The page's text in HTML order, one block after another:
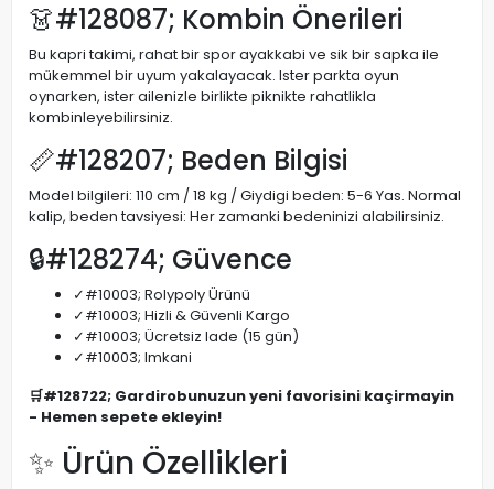
👗#128087; Kombin Önerileri
Bu kapri takimi, rahat bir spor ayakkabi ve sik bir sapka ile
mükemmel bir uyum yakalayacak. Ister parkta oyun
oynarken, ister ailenizle birlikte piknikte rahatlikla
kombinleyebilirsiniz.
📏#128207; Beden Bilgisi
Model bilgileri: 110 cm / 18 kg / Giydigi beden: 5-6 Yas. Normal
kalip, beden tavsiyesi: Her zamanki bedeninizi alabilirsiniz.
🔒#128274; Güvence
✓#10003; Rolypoly Ürünü
✓#10003; Hizli & Güvenli Kargo
✓#10003; Ücretsiz Iade (15 gün)
✓#10003; Imkani
🛒#128722; Gardirobunuzun yeni favorisini kaçirmayin
- Hemen sepete ekleyin!
✨ Ürün Özellikleri